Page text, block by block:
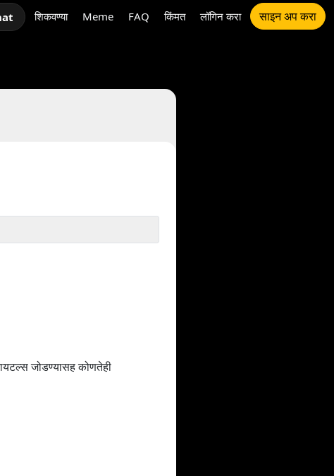
शिकवण्या Meme FAQ किंमत लॉगिन करा साइन अप करा
जोडण्यासह कोणतेही